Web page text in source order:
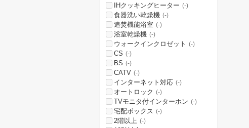
IHクッキングヒーター (-)
食器洗い乾燥機 (-)
追焚機能浴室 (-)
浴室乾燥機 (-)
ウォークインクロゼット (-)
CS (-)
BS (-)
CATV (-)
インターネット対応 (-)
オートロック (-)
TVモニタ付インターホン (-)
宅配ボックス (-)
2階以上 (-)